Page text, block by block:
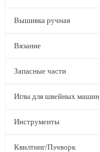
Вышивка ручная
Вязание
Запасные части
Иглы для швейных машин
Инструменты
Квилтинг/Пэчворк